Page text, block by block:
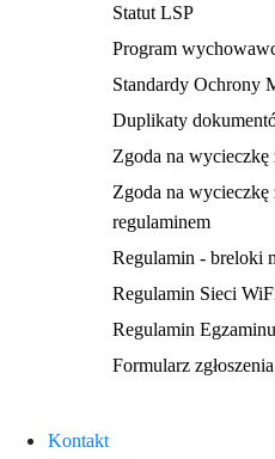
Statut LSP
Program
Standardy Ochrony
Duplikaty
Zgoda na wycieczkę
Zgoda na wycieczkę
regulaminem
Regulamin - breloki
Regulamin Sieci
Regulamin
Formularz
Kontakt